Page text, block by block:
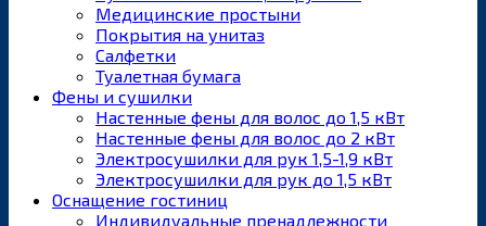
Медицинские простыни
Покрытия на унитаз
Салфетки
Туалетная бумага
Фены и сушилки
Настенные фены для волос до 1,5 кВт
Настенные фены для волос до 2 кВт
Электросушилки для рук 1,5-1,9 кВт
Электросушилки для рук до 1,5 кВт
Оснащение гостиниц
Индивидуальные пренадлежности